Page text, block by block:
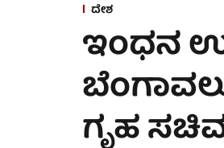
ದೇಶ
ಇಂಧನ
ಗೃಹ